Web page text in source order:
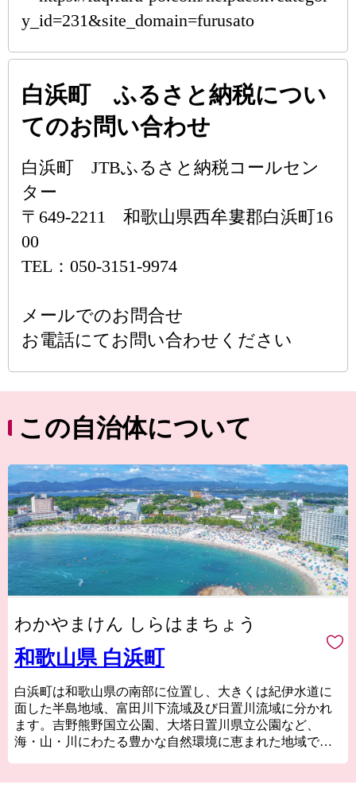
y_id=231&site_domain=furusato
白浜町 ふるさと納税につい
てのお問い合わせ
白浜町 JTBふるさと納税コールセン
ター
〒649-2211 和歌山県西牟婁郡白浜町16
00
TEL：050-3151-9974
メールでのお問合せ
お電話にてお問い合わせください
この自治体について
わかやまけん しらはまちょう
和歌山県 白浜町
白浜町は和歌山県の南部に位置し、大きくは紀伊水道に
面した半島地域、富田川下流域及び日置川流域に分かれ
ます。吉野熊野国立公園、大塔日置川県立公園など、
海・山・川にわたる豊かな自然環境に恵まれた地域でも